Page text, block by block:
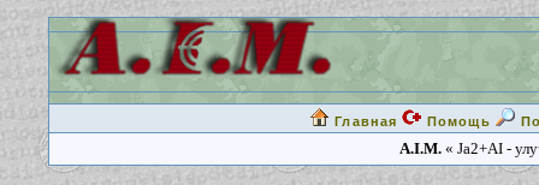
Главная Помощь
A.I.M.« Ja2+AI -